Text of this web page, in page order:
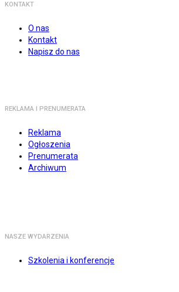
KONTAKT
O nas
Kontakt
Napisz do nas
REKLAMA I PRENUMERATA
Reklama
Ogłoszenia
Prenumerata
Archiwum
NASZE WYDARZENIA
Szkolenia i konferencje